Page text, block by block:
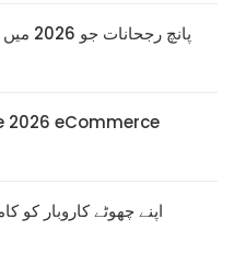
پانچ
2026 eCommerce
اپنے چھوٹے کاروبار کو